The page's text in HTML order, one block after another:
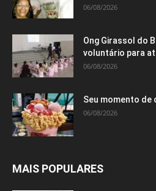
06/08/2026
Ong Girassol do
voluntário para
06/08/2026
Seu momento de
06/08/2026
MAIS POPULARES